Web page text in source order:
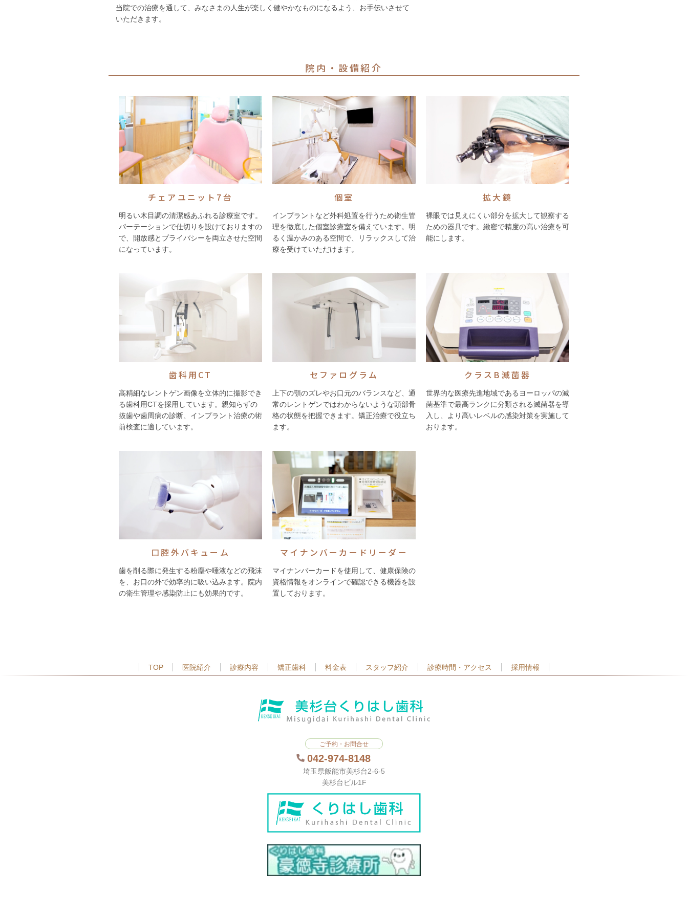
当院での治療を通して、みなさまの人生が楽しく健やかなものになるよう、お手伝いさせて
いただきます。
院内・設備紹介
チェアユニット7台
明るい木目調の清潔感あふれる診療室です。
パーテーションで仕切りを設けておりますの
で、開放感とプライバシーを両立させた空間
になっています。
個室
インプラントなど外科処置を行うため衛生管
理を徹底した個室診療室を備えています。明
るく温かみのある空間で、リラックスして治
療を受けていただけます。
拡大鏡
裸眼では見えにくい部分を拡大して観察する
ための器具です。緻密で精度の高い治療を可
能にします。
歯科用CT
高精細なレントゲン画像を立体的に撮影でき
る歯科用CTを採用しています。親知らずの
抜歯や歯周病の診断、インプラント治療の術
前検査に適しています。
セファログラム
上下の顎のズレやお口元のバランスなど、通
常のレントゲンではわからないような頭部骨
格の状態を把握できます。矯正治療で役立ち
ます。
クラスB滅菌器
世界的な医療先進地域であるヨーロッパの滅
菌基準で最高ランクに分類される滅菌器を導
入し、より高いレベルの感染対策を実施して
おります。
口腔外バキューム
歯を削る際に発生する粉塵や唾液などの飛沫
を、お口の外で効率的に吸い込みます。院内
の衛生管理や感染防止にも効果的です。
マイナンバーカードリーダー
マイナンバーカードを使用して、健康保険の
資格情報をオンラインで確認できる機器を設
置しております。
TOP 医院紹介 診療内容 矯正歯科 料金表 スタッフ紹介 診療時間・アクセス 採用情報
ご予約・お問合せ
042-974-8148
埼玉県飯能市美杉台2-6-5
美杉台ビル1F